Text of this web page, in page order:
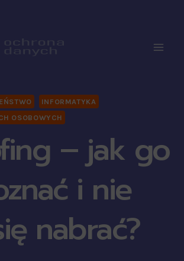
INFORMATYKA
OSOBOWYCH
– jak go
i nie
nabrać?